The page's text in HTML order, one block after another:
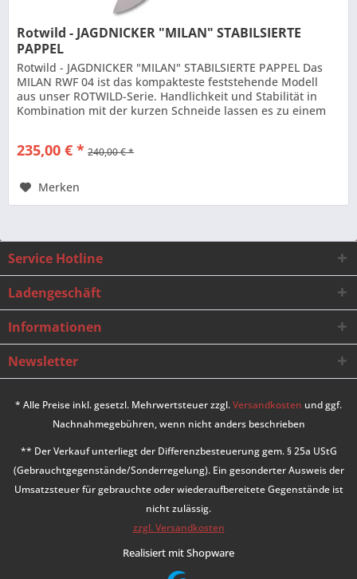
Rotwild - JAGDNICKER "MILAN" STABILSIERTE
PAPPEL
Rotwild - JAGDNICKER "MILAN" STABILSIERTE PAPPEL Das
MILAN RWF 04 ist das kompakteste feststehende Modell
aus unser ROTWILD-Serie. Handlichkeit und Stabilität in
Kombination mit der kurzen Schneide lassen es zu einem
235,00 € * 240,00 € *
Merken
Service Hotline
Ladengeschäft
Informationen
Newsletter
* Alle Preise inkl. gesetzl. Mehrwertsteuer zzgl.Versandkosten und ggf.
Nachnahmegebühren, wenn nicht anders beschrieben
** Der Verkauf unterliegt der Differenzbesteuerung gem. § 25a UStG
(Gebrauchtgegenstände/Sonderregelung). Ein gesonderter Ausweis der
Umsatzsteuer für gebrauchte oder wiederaufbereitete Gegenstände ist
nicht zulässig.
zzgl. Versandkosten
Realisiert mit Shopware